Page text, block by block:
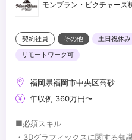
モンブラン・ピクチャーズ
契約社員 その他 土日祝休み
リモートワーク可
福岡県福岡市中央区高砂
年収例 360万円〜
■必須スキル
・3Dグラフィックスに関する知